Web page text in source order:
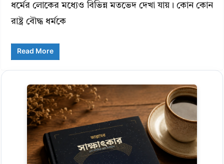
ধর্মের লোকের মধ্যেও বিভিন্ন মতভেদ দেখা যায়। কোন কোন
রাষ্ট্র বৌদ্ধ ধর্মকে
Read More